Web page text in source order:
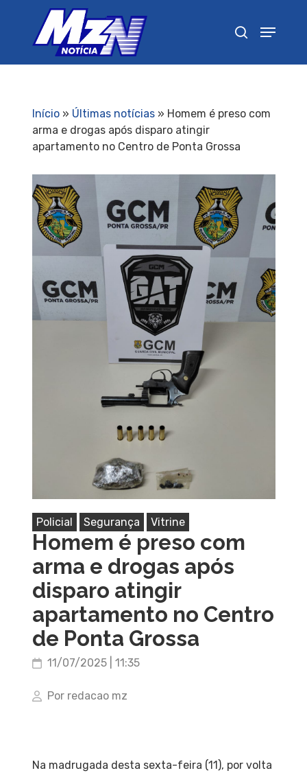
Início» Últimas notícias» Homem é preso com
arma e drogas após disparo atingir
apartamento no Centro de Ponta Grossa
Policial Segurança Vitrine
Homem é preso com
arma e drogas após
disparo atingir
apartamento no Centro
de Ponta Grossa
11/07/2025 | 11:35
Por redacao mz
Na madrugada desta sexta-feira (11), por volta